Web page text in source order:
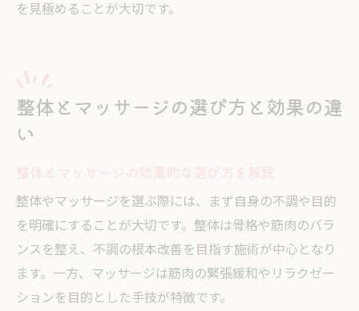
を見極めることが大切です。
整体とマッサージの選び方と効果の違
い
整体やマッサージを選ぶ際には、まず自身の不調や目的
を明確にすることが大切です。整体は骨格や筋肉のバラ
ンスを整え、不調の根本改善を目指す施術が中心となり
ます。一方、マッサージは筋肉の緊張緩和やリラクゼー
ションを目的とした手技が特徴です。